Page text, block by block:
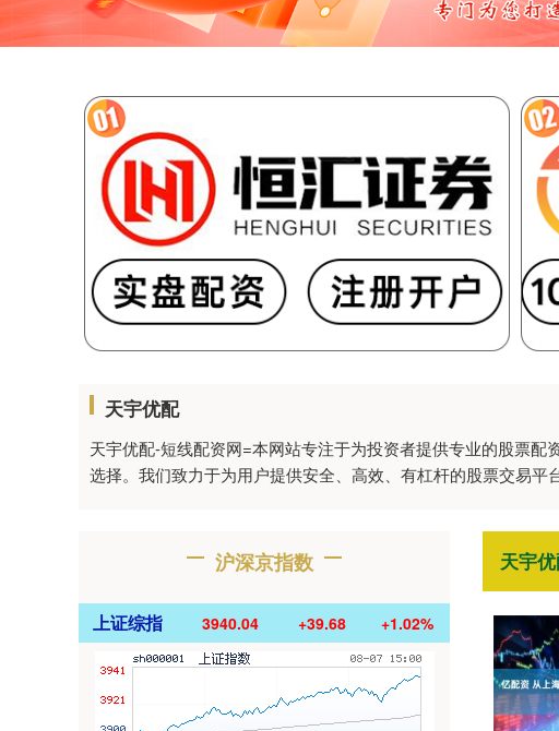
天宇优配
天宇优配-短线配资网=本网站专注于为投资者提供专业的股票
选择。我们致力于为用户提供安全、高效、有杠杆的股票交易平
天宇
沪深京指数
上证综指 3940.04 +39.68 +1.02%